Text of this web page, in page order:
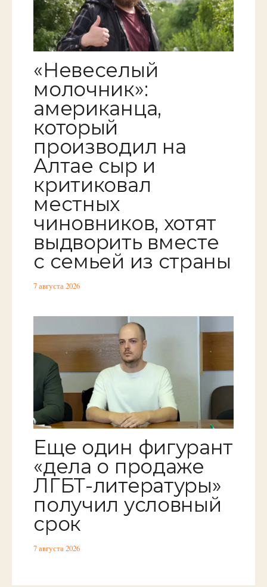
«Невеселый
молочник»:
американца,
который
производил на
Алтае сыр и
критиковал
местных
чиновников, хотят
выдворить вместе
с семьей из страны
7 августа 2026
Еще один фигурант
«дела о продаже
ЛГБТ-литературы»
получил условный
срок
7 августа 2026